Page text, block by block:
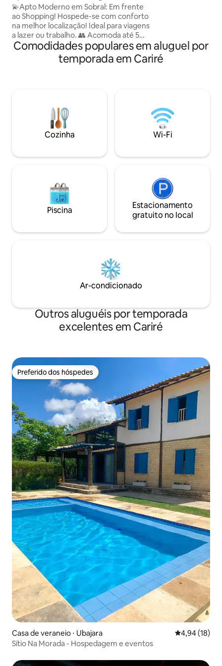
garagem p carro
💫Apto Moderno em Sobral: Em frente
ao Shopping! ​Hospede-se com conforto
na melhor localização! Ideal para viagens
a lazer ou trabalho. ​👥 Acomoda até 5
pessoas 🛍️ Frente ao Shopping Sobral 🔑
Check-in por Fechadura Eletrônica 🚗
Estacionamento Privado e Seguro 🏊‍♂️
em casa com toda a praticidade e
sofisticação que você merece. Garantia
de uma ótima estada! Reserve já! 🚀
meias...
Comodidades populares em aluguel por
temporada em Cariré
Cozinha Wi-Fi
Piscina
Estacionamento
gratuito no local
Ar-condicionado
Outros aluguéis por temporada
excelentes em Cariré
Preferido dos hóspedes
Preferido dos hóspedes
Casa de veraneio ⋅ Ubajara 4,94 de uma
4,94 (18)
Sítio Na Morada - Hospedagem e eventos